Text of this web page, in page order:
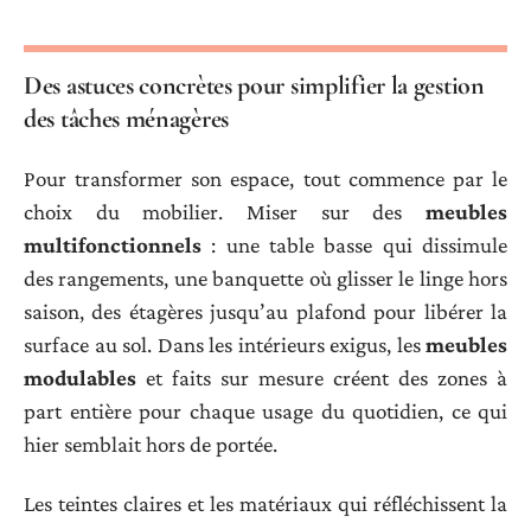
Des astuces concrètes pour simplifier la gestion
des tâches ménagères
Pour transformer son espace, tout commence par le
choix du mobilier. Miser sur des meubles
multifonctionnels : une table basse qui dissimule
des rangements, une banquette où glisser le linge hors
saison, des étagères jusqu’au plafond pour libérer la
surface au sol. Dans les intérieurs exigus, lesmeubles
modulables et faits sur mesure créent des zones à
part entière pour chaque usage du quotidien, ce qui
hier semblait hors de portée.
Les teintes claires et les matériaux qui réfléchissent la